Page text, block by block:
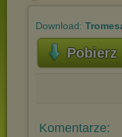
Download:
Pobierz
Komentarze: